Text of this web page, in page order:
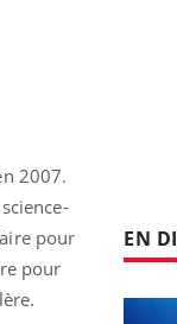
2007.
pour
pour
EN
chaleur : ce